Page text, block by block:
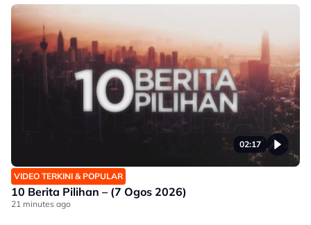
02:17
VIDEO TERKINI & POPULAR
10 Berita Pilihan – (7 Ogos 2026)
21 minutes ago